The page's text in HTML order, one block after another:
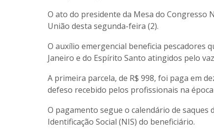
O ato do presidente da Mesa do Congresso
União desta segunda-feira (2).
O auxílio emergencial beneficia pescadores
Janeiro e do Espírito Santo atingidos pelo
A primeira parcela, de R$ 998, foi paga em
defeso recebido pelos profissionais na
O pagamento segue o calendário de saques
Identificação Social (NIS) do beneficiário.